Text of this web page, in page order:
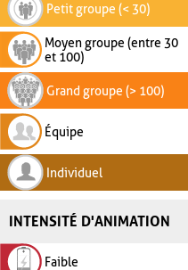
Petit groupe (< 30)
Moyen groupe (entre 30
et 100)
Grand groupe (> 100)
Équipe
Individuel
INTENSITÉ D'ANIMATION
Faible